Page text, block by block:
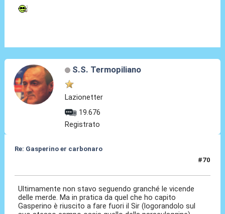
S.S. Termopiliano
Lazionetter
19.676
Registrato
Re: Gasperino er carbonaro
#70
Ultimamente non stavo seguendo granché le vicende
delle merde. Ma in pratica da quel che ho capito
Gasperino è riuscito a fare fuori il Sir (logorandolo sul